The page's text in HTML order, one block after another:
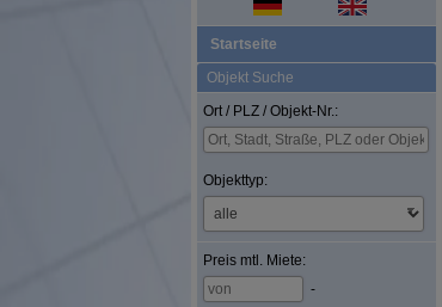
Startseite
Objekt Suche
Ort / PLZ / Objekt-Nr.:
Objekttyp:
Preis mtl. Miete:
-